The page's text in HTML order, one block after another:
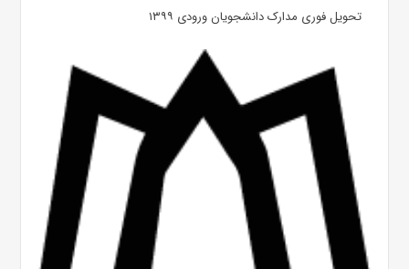
تحویل فوری مدارک دانشجویان ورودی ۱۳۹۹